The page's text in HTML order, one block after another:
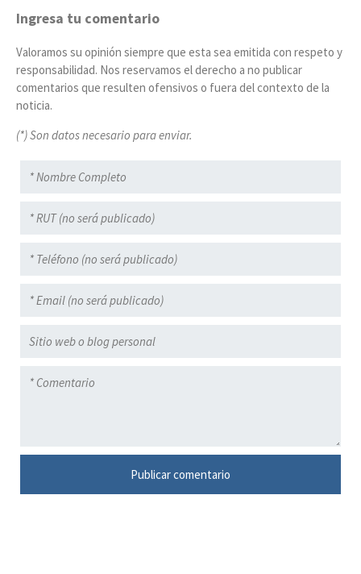
Ingresa tu comentario
Valoramos su opinión siempre que esta sea emitida con respeto y
responsabilidad. Nos reservamos el derecho a no publicar
comentarios que resulten ofensivos o fuera del contexto de la
noticia.
(*) Son datos necesario para enviar.